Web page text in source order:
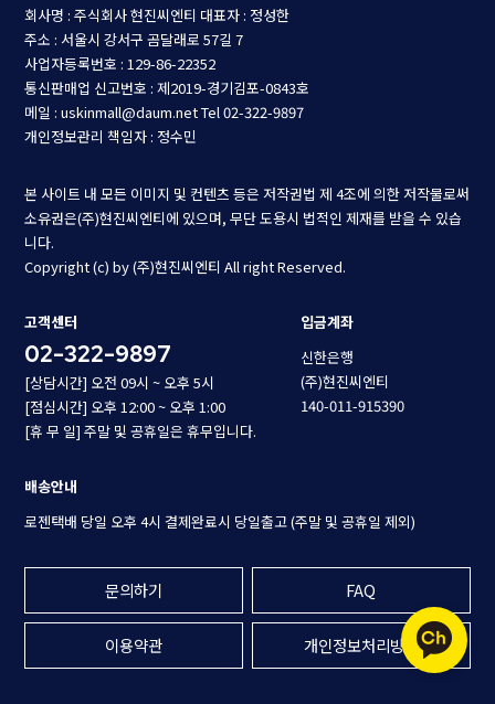
회사명 : 주식회사 현진씨엔티 대표자 : 정성한
주소 : 서울시 강서구 곰달래로 57길 7
사업자등록번호 : 129-86-22352
통신판매업 신고번호 : 제2019-경기김포-0843호
메일 : uskinmall@daum.netTel 02-322-9897
개인정보관리 책임자 : 정수민
본 사이트 내 모든 이미지 및 컨텐츠 등은 저작권법 제 4조에 의한 저작물로써
소유권은(주)현진씨엔티에 있으며, 무단 도용시 법적인 제재를 받을 수 있습
니다.
Copyright (c) by (주)현진씨엔티 All right Reserved.
고객센터
02-322-9897
[상담시간] 오전 09시 ~ 오후 5시
[점심시간] 오후 12:00 ~ 오후 1:00
[휴 무 일] 주말 및 공휴일은 휴무입니다.
입금계좌
신한은행
(주)현진씨엔티
140-011-915390
배송안내
로젠택배 당일 오후 4시 결제완료시 당일출고 (주말 및 공휴일 제외)
문의하기 FAQ
이용약관 개인정보처리방침